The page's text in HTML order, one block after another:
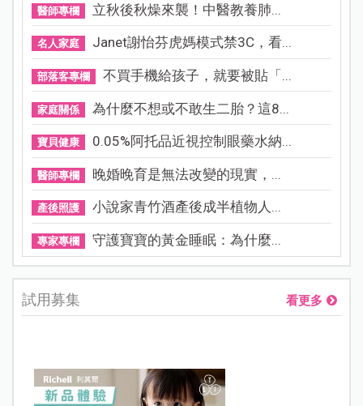
醫師專欄 立秋後秋燥來襲！中醫教養肺...
名人家庭 Janet謝怡芬虎媽模式禁3C，看...
部落客專欄 不買手機給孩子，就要被貼「...
家庭關係 為什麼不想或不敢生二胎？這8...
寶貝健康 0.05%阿托品近視控制眼藥水納...
醫師專欄 晚婚晚育是無法改變的現實，...
產後照護 小說家青竹酒產後成半植物人...
專家專欄 守護寶寶的黃金睡眠：為什麼...
試用募集 看更多